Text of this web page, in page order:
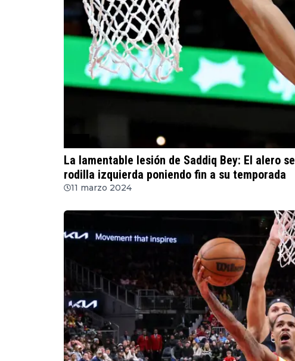
La lamentable lesión de Saddiq Bey: El alero
rodilla izquierda poniendo fin a su temporada
11 marzo 2024